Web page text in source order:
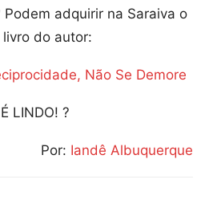
adquirir na Saraiva o
livro do autor:
Não Se Demore
LINDO! ?
Por: Iandê Albuquerque